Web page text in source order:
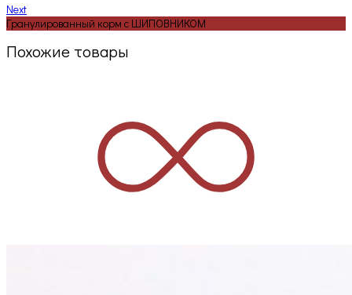
Next
Гранулированный корм с ШИПОВНИКОМ
Похожие товары